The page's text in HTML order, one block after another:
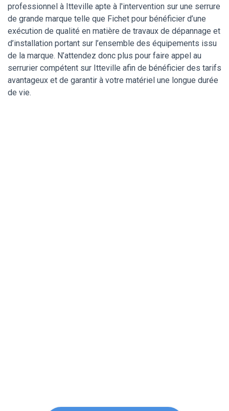
professionnel à Itteville apte à l'intervention sur une serrure
de grande marque telle que Fichet pour bénéficier d’une
exécution de qualité en matière de travaux de dépannage et
d’installation portant sur l’ensemble des équipements issu
de la marque. N’attendez donc plus pour faire appel au
serrurier compétent sur Itteville afin de bénéficier des tarifs
avantageux et de garantir à votre matériel une longue durée
de vie.